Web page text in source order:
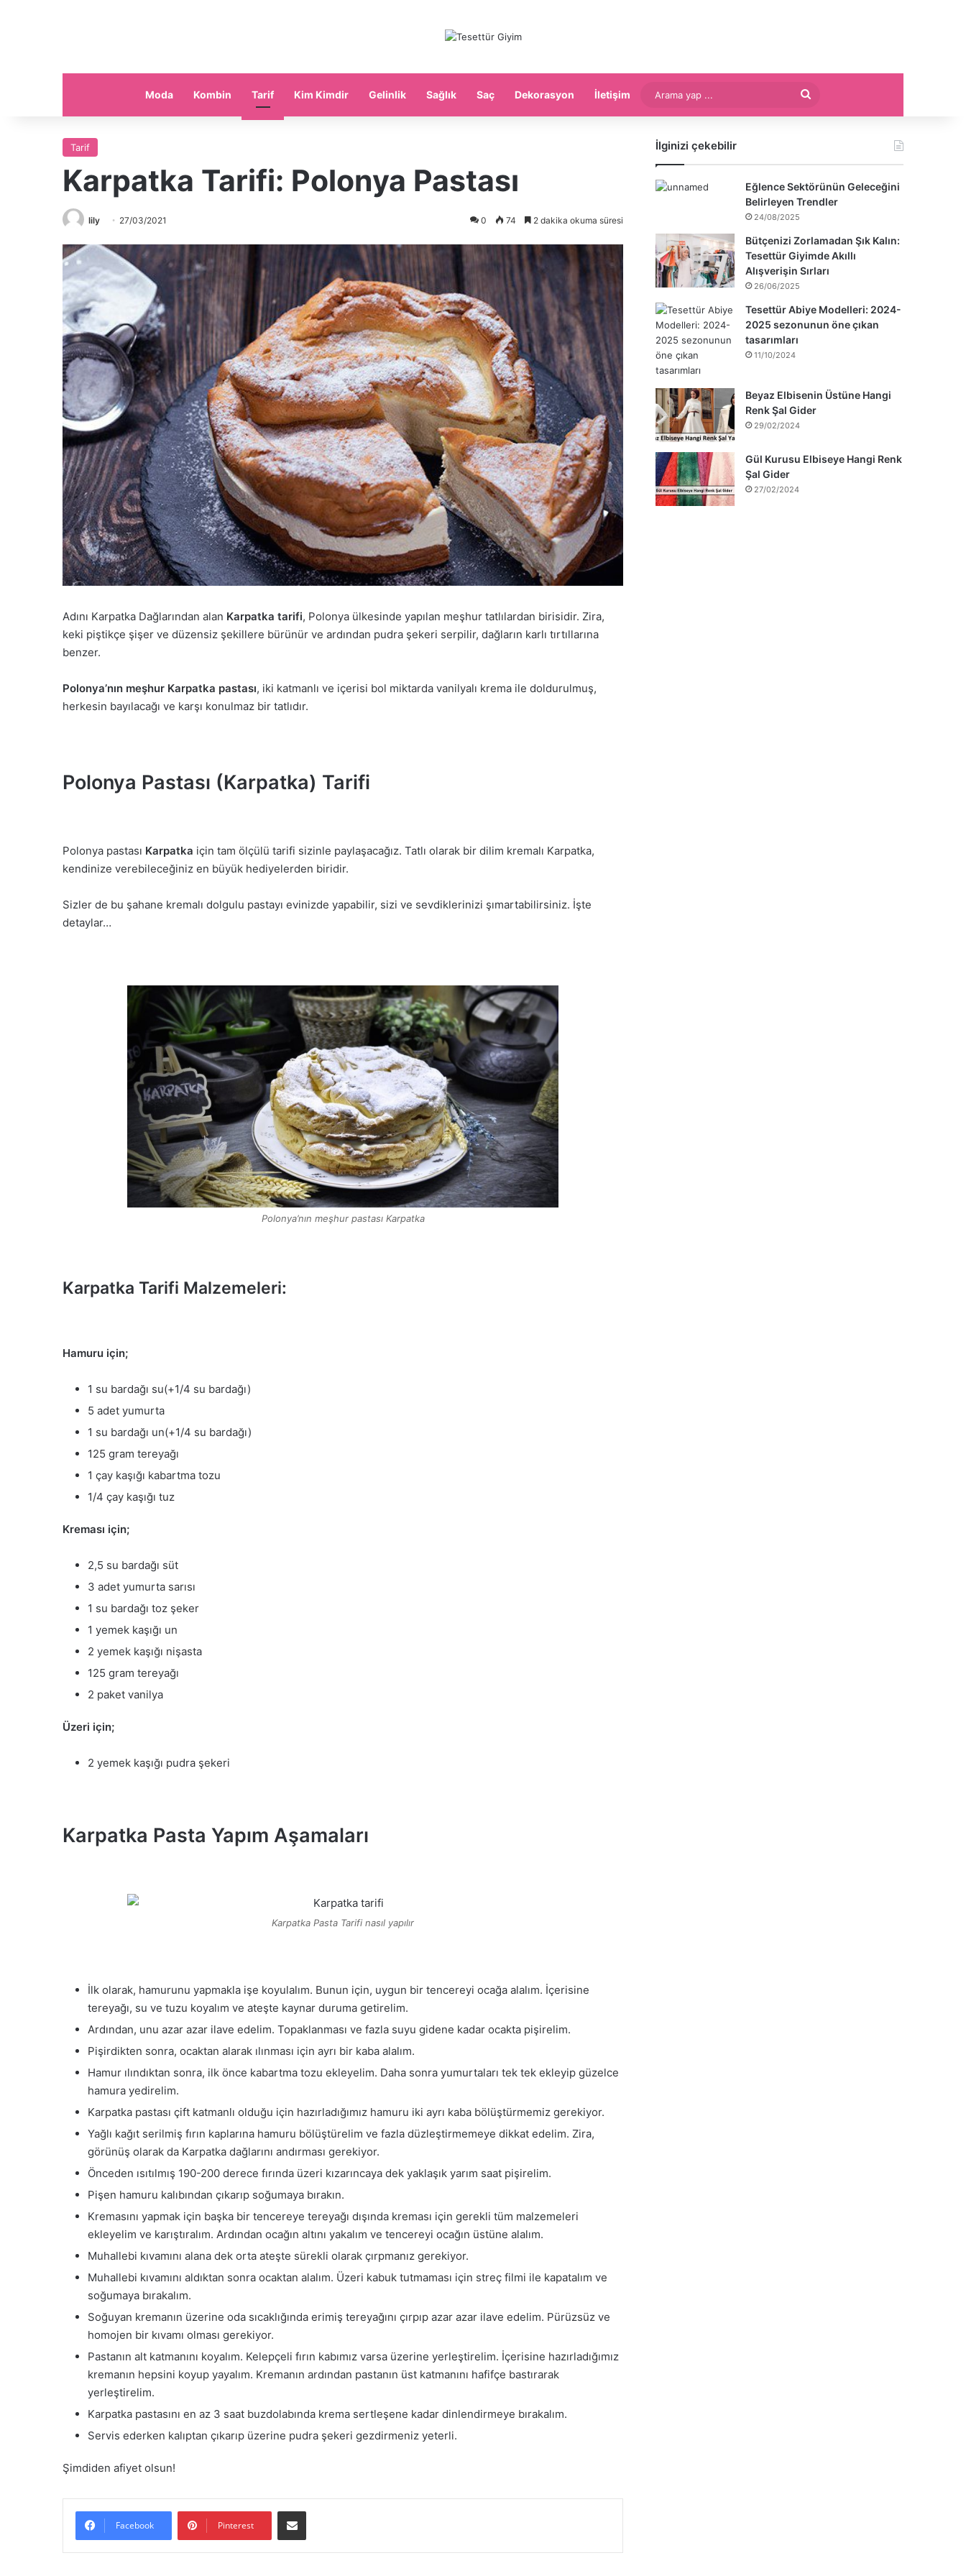
Moda Kombin Tarif Kim Kimdir Gelinlik Sağlık Saç Dekorasyon İletişim
yap
Tarif
Karpatka Tarifi: Polonya Pastası
lily 27/03/2021 0 74 2 dakika okuma süresi
Adını Karpatka Dağlarından alan Karpatka tarifi, Polonya ülkesinde yapılan meşhur tatlılardan birisidir. Zira,
keki piştikçe şişer ve düzensiz şekillere bürünür ve ardından pudra şekeri serpilir, dağların karlı tırtıllarına
benzer.
Polonya’nın meşhur Karpatka pastası, iki katmanlı ve içerisi bol miktarda vanilyalı krema ile doldurulmuş,
herkesin bayılacağı ve karşı konulmaz bir tatlıdır.
Polonya Pastası (Karpatka) Tarifi
Polonya pastası Karpatka için tam ölçülü tarifi sizinle paylaşacağız. Tatlı olarak bir dilim kremalı Karpatka,
kendinize verebileceğiniz en büyük hediyelerden biridir.
Sizler de bu şahane kremalı dolgulu pastayı evinizde yapabilir, sizi ve sevdiklerinizi şımartabilirsiniz. İşte
detaylar…
Polonya’nın meşhur pastası Karpatka
Karpatka Tarifi Malzemeleri:
Hamuru için;
1 su bardağı su(+1/4 su bardağı)
5 adet yumurta
1 su bardağı un(+1/4 su bardağı)
125 gram tereyağı
1 çay kaşığı kabartma tozu
1/4 çay kaşığı tuz
Kreması için;
2,5 su bardağı süt
3 adet yumurta sarısı
1 su bardağı toz şeker
1 yemek kaşığı un
2 yemek kaşığı nişasta
125 gram tereyağı
2 paket vanilya
Üzeri için;
2 yemek kaşığı pudra şekeri
Karpatka Pasta Yapım Aşamaları
Karpatka Pasta Tarifi nasıl yapılır
İlk olarak, hamurunu yapmakla işe koyulalım. Bunun için, uygun bir tencereyi ocağa alalım. İçerisine
tereyağı, su ve tuzu koyalım ve ateşte kaynar duruma getirelim.
Ardından, unu azar azar ilave edelim. Topaklanması ve fazla suyu gidene kadar ocakta pişirelim.
Pişirdikten sonra, ocaktan alarak ılınması için ayrı bir kaba alalım.
Hamur ılındıktan sonra, ilk önce kabartma tozu ekleyelim. Daha sonra yumurtaları tek tek ekleyip güzelce
hamura yedirelim.
Karpatka pastası çift katmanlı olduğu için hazırladığımız hamuru iki ayrı kaba bölüştürmemiz gerekiyor.
Yağlı kağıt serilmiş fırın kaplarına hamuru bölüştürelim ve fazla düzleştirmemeye dikkat edelim. Zira,
görünüş olarak da Karpatka dağlarını andırması gerekiyor.
Önceden ısıtılmış 190-200 derece fırında üzeri kızarıncaya dek yaklaşık yarım saat pişirelim.
Pişen hamuru kalıbından çıkarıp soğumaya bırakın.
Kremasını yapmak için başka bir tencereye tereyağı dışında kreması için gerekli tüm malzemeleri
ekleyelim ve karıştıralım. Ardından ocağın altını yakalım ve tencereyi ocağın üstüne alalım.
Muhallebi kıvamını alana dek orta ateşte sürekli olarak çırpmanız gerekiyor.
Muhallebi kıvamını aldıktan sonra ocaktan alalım. Üzeri kabuk tutmaması için streç filmi ile kapatalım ve
soğumaya bırakalım.
Soğuyan kremanın üzerine oda sıcaklığında erimiş tereyağını çırpıp azar azar ilave edelim. Pürüzsüz ve
homojen bir kıvamı olması gerekiyor.
Pastanın alt katmanını koyalım. Kelepçeli fırın kabımız varsa üzerine yerleştirelim. İçerisine hazırladığımız
kremanın hepsini koyup yayalım. Kremanın ardından pastanın üst katmanını hafifçe bastırarak
yerleştirelim.
Karpatka pastasını en az 3 saat buzdolabında krema sertleşene kadar dinlendirmeye bırakalım.
Servis ederken kalıptan çıkarıp üzerine pudra şekeri gezdirmeniz yeterli.
Şimdiden afiyet olsun!
Facebook Pinterest
E-Posta ile paylaş
İlginizi çekebilir
Eğlence Sektörünün Geleceğini
Belirleyen Trendler
24/08/2025
Bütçenizi Zorlamadan Şık Kalın:
Tesettür Giyimde Akıllı
Alışverişin Sırları
26/06/2025
Tesettür Abiye Modelleri: 2024-
2025 sezonunun öne çıkan
tasarımları
11/10/2024
Beyaz Elbisenin Üstüne Hangi
Renk Şal Gider
29/02/2024
Gül Kurusu Elbiseye Hangi Renk
Şal Gider
27/02/2024